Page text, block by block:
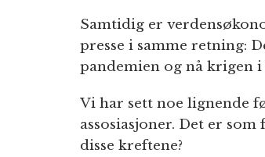
Samtidig er
presse i samme retning:
pandemien og nå krigen i
Vi har sett noe lignende
assosiasjoner. Det er
disse kreftene?